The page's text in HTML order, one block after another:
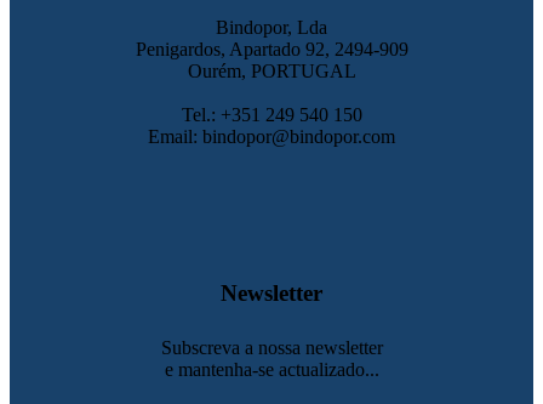
Bindopor, Lda
Penigardos, Apartado 92, 2494-909
Ourém, PORTUGAL
Tel.: +351 249 540 150
Email: bindopor@bindopor.com
Newsletter
Subscreva a nossa newsletter
e mantenha-se actualizado...